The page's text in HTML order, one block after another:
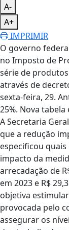
A-
A+
IMPRIMIR
O governo
no Imposto de
série de
através de
sexta-feira, 29.
25%. Nova
A Secretaria
que a redução
especificou
impacto da
arrecadação de
em 2023 e R$
objetiva
provocada pelo
assegurar os